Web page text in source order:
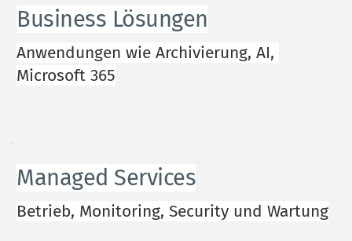
Business Lösungen
Anwendungen wie Archivierung, AI,
Microsoft 365
Managed Services
Betrieb, Monitoring, Security und Wartung